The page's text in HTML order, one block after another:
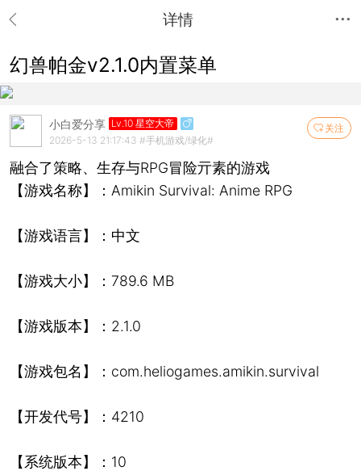
详情
幻兽帕金v2.1.0内置菜单
关注
小白爱分享 Lv.10 星空大帝
2026-5-13 21:17:43 #手机游戏/绿化#
融合了策略、生存与RPG冒险亓素的游戏
【游戏名称】：Amikin Survival: Anime RPG
【游戏语言】：中文
【游戏大小】：789.6 MB
【游戏版本】：2.1.0
【游戏包名】：com.heliogames.amikin.survival
【开发代号】：4210
【系统版本】：10